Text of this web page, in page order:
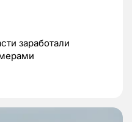
заработали